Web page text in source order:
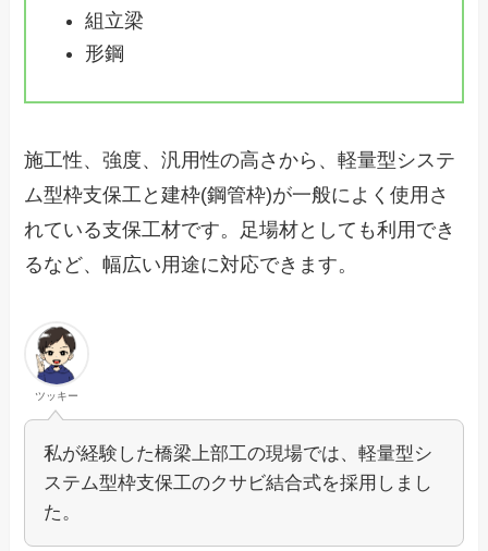
組立梁
形鋼
施工性、強度、汎用性の高さから、軽量型システ
ム型枠支保工と建枠(鋼管枠)が一般によく使用さ
れている支保工材です。足場材としても利用でき
るなど、幅広い用途に対応できます。
ツッキー
私が経験した橋梁上部工の現場では、軽量型シ
ステム型枠支保工のクサビ結合式を採用しまし
た。